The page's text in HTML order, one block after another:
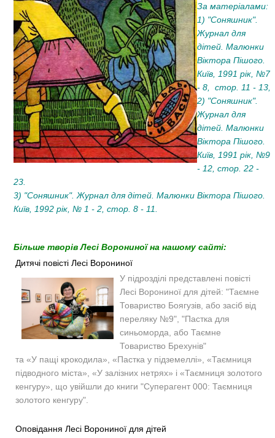
За матеріалами:
1) "Соняшник".
Журнал для
дітей. Малюнки
Віктора Пішого.
Київ, 1991 рік, №7
- 8, стор. 11 - 13,
2) "Соняшник".
Журнал для
дітей. Малюнки
Віктора Пішого.
Київ, 1991 рік, №9
- 12, стор. 22 -
23.
3) "Соняшник". Журнал для дітей. Малюнки Віктора Пішого.
Київ, 1992 рік, № 1 - 2, стор. 8 - 11.
Більше творів Лесі Ворониної на нашому сайті:
Дитячі повісті Лесі Ворониної
У підрозділі представлені повісті
Лесі Ворониної для дітей: "Таємне
Товариство Боягузів, або засіб від
переляку №9", "Пастка для
синьоморда, або Таємне
Товариство Брехунів"
та «У пащі крокодила», «Пастка у підземеллі», «Таємниця
підводного міста», «У залізних нетрях» і «Таємниця золотого
кенгуру», що увійшли до книги "Суперагент 000: Таємниця
золотого кенгуру".
Оповідання Лесі Ворониної для дітей